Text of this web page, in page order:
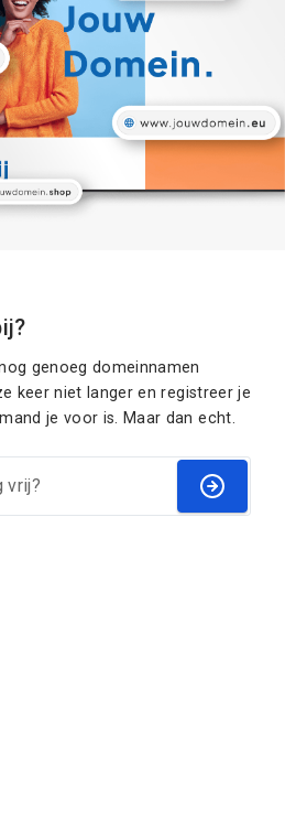
genoeg domeinnamen
keer niet langer en registreer je
je voor is. Maar dan echt.